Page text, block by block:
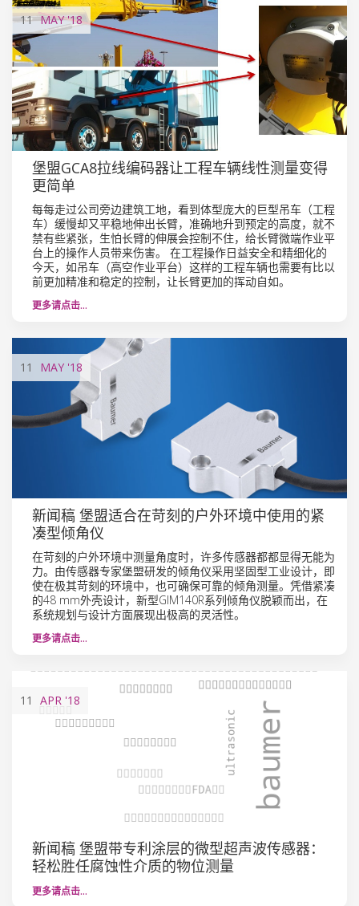
11 MAY'18
堡盟GCA8拉线编码器让工程车辆线性测量变得
更简单
每每走过公司旁边建筑工地，看到体型庞大的巨型吊车（工程
车）缓慢却又平稳地伸出长臂，准确地升到预定的高度，就不
禁有些紧张，生怕长臂的伸展会控制不住，给长臂微端作业平
台上的操作人员带来伤害。 在工程操作日益安全和精细化的
今天，如吊车（高空作业平台）这样的工程车辆也需要有比以
前更加精准和稳定的控制，让长臂更加的挥动自如。
更多请点击…
11 MAY '18
新闻稿 堡盟适合在苛刻的户外环境中使用的紧
凑型倾角仪
在苛刻的户外环境中测量角度时，许多传感器都都显得无能为
力。由传感器专家堡盟研发的倾角仪采用坚固型工业设计，即
使在极其苛刻的环境中，也可确保可靠的倾角测量。凭借紧凑
的48 mm外壳设计，新型GIM140R系列倾角仪脱颖而出，在
系统规划与设计方面展现出极高的灵活性。
更多请点击…
11 APR '18
新闻稿 堡盟带专利涂层的微型超声波传感器：
轻松胜任腐蚀性介质的物位测量
更多请点击…